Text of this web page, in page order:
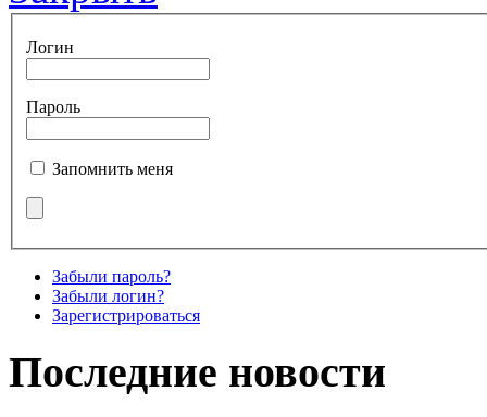
Логин
Пароль
Запомнить меня
Забыли пароль?
Забыли логин?
Зарегистрироваться
Последние новости